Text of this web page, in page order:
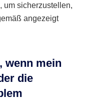
um sicherzustellen,
angezeigt
wenn mein
die